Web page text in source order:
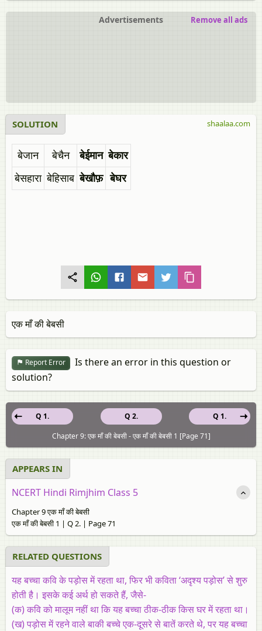
Advertisements Remove all ads
SOLUTION
बेजान बेचैन बेईमान बेकार
बेसहारा बेहिसाब बेखौफ़ बेघर
shaalaa.com
एक माँ की बेबसी
Report Error
Is there an error in this question or
solution?
Q 2.
Q 1.
Q 1.
Chapter 9: एक माँ की बेबसी - एक माँ की बेबसी 1 [Page 71]
APPEARS IN
NCERT Hindi Rimjhim Class 5
Chapter 9 एक माँ की बेबसी
एक माँ की बेबसी 1 | Q 2. | Page 71
RELATED QUESTIONS
यह बच्चा कवि के पड़ोस में रहता था, फिर भी कविता ‘अदृश्य पड़ोस’ से शुरु
होती है। इसके कई अर्थ हो सकते हैं, जैसे-
(क) कवि को मालूम नहीं था कि यह बच्चा ठीक-ठीक किस घर में रहता था।
(ख) पड़ोस में रहने वाले बाकी बच्चे एक-दूसरे से बातें करते थे, पर यह बच्चा